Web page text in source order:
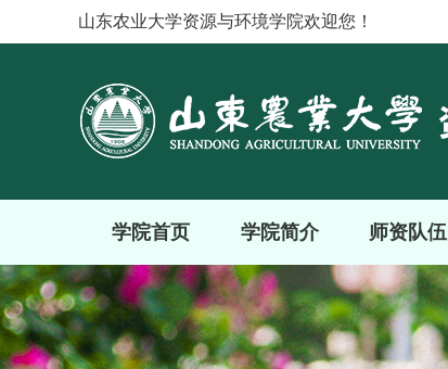
山东农业大学资源与环境学院欢迎您！
学院首页 学院简介 师资队伍